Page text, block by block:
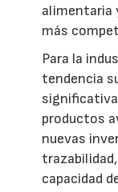
alimentaria
más
Para la
tendencia
productos
nuevas
capacidad